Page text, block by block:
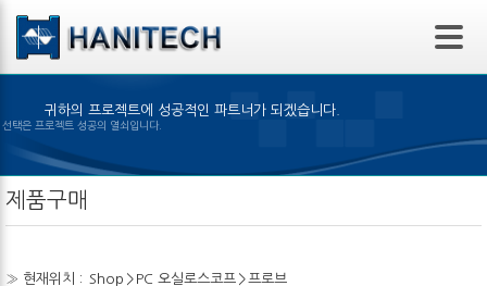
본문 바로가기
귀하의 프로젝트에 성공적인 파트너가 되겠습니다.
은 제품의 선택은 프로젝트 성공의 열쇠입니다.
제품구매
» 현재위치 : Shop > PC 오실로스코프 >프로브